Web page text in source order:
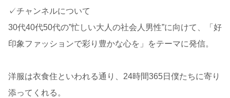
✓チャンネルについて
30代40代50代の”忙しい大人の社会人男性”に向けて、「好
印象ファッションで彩り豊かな心を」をテーマに発信。
洋服は衣食住といわれる通り、24時間365日僕たちに寄り
添ってくれる。